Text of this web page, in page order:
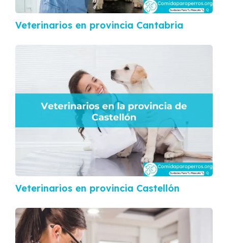
Veterinarios en provincia Cantabria
Veterinarios en provincia Castellón